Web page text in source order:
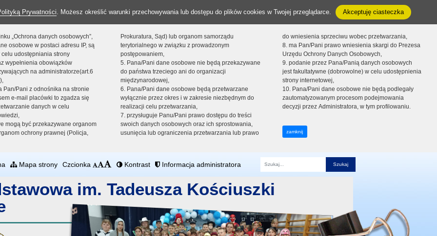
Prywatności. Możesz określić warunki przechowywania lub dostępu do plików cookies w Twojej przeglądarce. Akceptuję ciasteczka
„Ochrona danych osobowych”,
osobowe w postaci adresu IP, są
udostępniania strony
wypełnienia obowiązków
na administratorze(art.6
Pan/Pani z odnośnika na stronie
e-mail placówki to zgadza się
danych w celu
mogą być przekazywane organom
ochrony prawnej (Policja,
Prokuratura, Sąd) lub organom samorządu
terytorialnego w związku z prowadzonym
postępowaniem,
5. Pana/Pani dane osobowe nie będą przekazywane
do państwa trzeciego ani do organizacji
międzynarodowej,
6. Pana/Pani dane osobowe będą przetwarzane
wyłącznie przez okres i w zakresie niezbędnym do
realizacji celu przetwarzania,
7. przysługuje Panu/Pani prawo dostępu do treści
swoich danych osobowych oraz ich sprostowania,
usunięcia lub ograniczenia przetwarzania lub prawo
do wniesienia sprzeciwu wobec przetwarzania,
8. ma Pan/Pani prawo wniesienia skargi do Prezesa
Urzędu Ochrony Danych Osobowych,
9. podanie przez Pana/Panią danych osobowych
jest fakultatywne (dobrowolne) w celu udostępnienia
strony internetowej,
10. Pana/Pani dane osobowe nie będą podlegały
zautomatyzowanym procesom podejmowania
decyzji przez Administratora, w tym profilowaniu.
zamknij
Mapa strony Czcionka Kontrast Informacja administratora
Fraza
im. Tadeusza Kościuszki